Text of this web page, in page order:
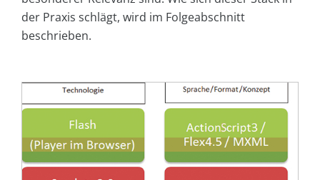
der Praxis schlägt, wird im Folgeabschnitt
beschrieben.